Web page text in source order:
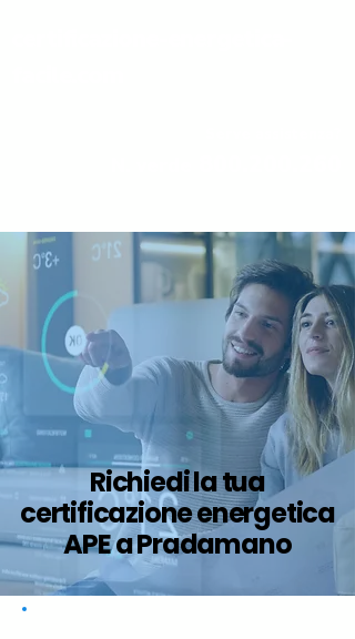
Richiedi la tua
certificazione energetica
APE a Pradamano